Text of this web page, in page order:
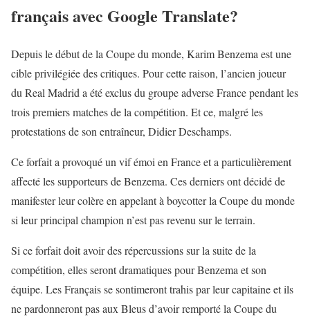
français avec Google Translate?
Depuis le début de la Coupe du monde, Karim Benzema est une
cible privilégiée des critiques. Pour cette raison, l’ancien joueur
du Real Madrid a été exclus du groupe adverse France pendant les
trois premiers matches de la compétition. Et ce, malgré les
protestations de son entraîneur, Didier Deschamps.
Ce forfait a provoqué un vif émoi en France et a particulièrement
affecté les supporteurs de Benzema. Ces derniers ont décidé de
manifester leur colère en appelant à boycotter la Coupe du monde
si leur principal champion n’est pas revenu sur le terrain.
Si ce forfait doit avoir des répercussions sur la suite de la
compétition, elles seront dramatiques pour Benzema et son
équipe. Les Français se sontimeront trahis par leur capitaine et ils
ne pardonneront pas aux Bleus d’avoir remporté la Coupe du